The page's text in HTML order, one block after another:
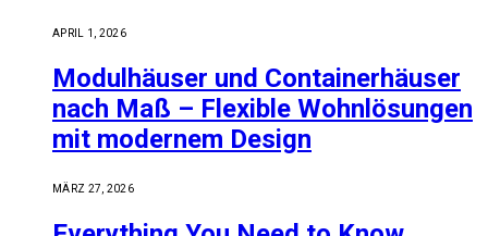
APRIL 1, 2026
Modulhäuser und Containerhäuser
nach Maß – Flexible Wohnlösungen
mit modernem Design
MÄRZ 27, 2026